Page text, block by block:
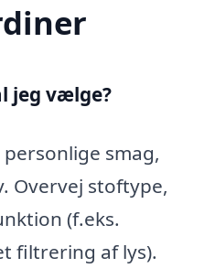
jeg vælge?
smag,
Overvej stoftype,
(f.eks.
filtrering af lys).